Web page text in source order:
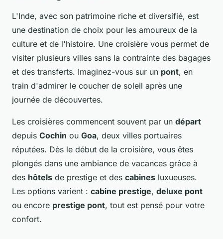
L'Inde, avec son patrimoine riche et diversifié, est
une destination de choix pour les amoureux de la
culture et de l'histoire. Une croisière vous permet de
visiter plusieurs villes sans la contrainte des bagages
et des transferts. Imaginez-vous sur un pont, en
train d'admirer le coucher de soleil après une
journée de découvertes.
Les croisières commencent souvent par un départ
depuis Cochin ou Goa, deux villes portuaires
réputées. Dès le début de la croisière, vous êtes
plongés dans une ambiance de vacances grâce à
des hôtels de prestige et des cabines luxueuses.
Les options varient : cabine prestige, deluxe pont
ou encore prestige pont, tout est pensé pour votre
confort.